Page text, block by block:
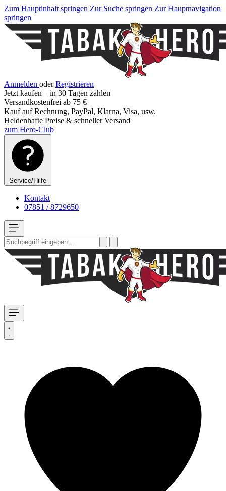
Zum Hauptinhalt springen Zur Suche springen Zur Hauptnavigation
springen
Anmelden oder Registrieren
Jetzt kaufen – in 30 Tagen zahlen
Versandkostenfrei ab 75 €
Kauf auf Rechnung, PayPal, Klarna, Visa, usw.
Heldenhafte Preise & schneller Versand
zum Hero-Club
Service/Hilfe
Kontakt
07851 / 8729650